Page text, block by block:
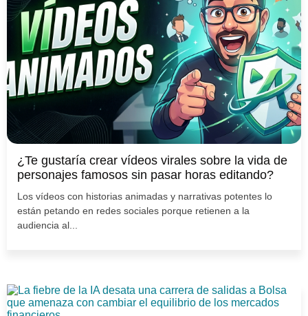
¿Te gustaría crear vídeos virales sobre la vida de
personajes famosos sin pasar horas editando?
Los vídeos con historias animadas y narrativas potentes lo
están petando en redes sociales porque retienen a la
audiencia al...